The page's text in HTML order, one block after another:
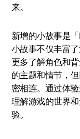
来。
新增的小故事是
小故事不仅丰富
更多了解角色和
的主题和情节，
密相连。通过体
理解游戏的世界
验。